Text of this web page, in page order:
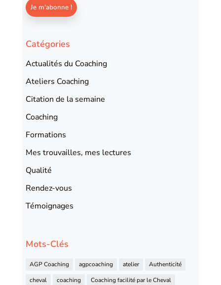
Catégories
Actualités du Coaching
Ateliers Coaching
Citation de la semaine
Coaching
Formations
Mes trouvailles, mes lectures
Qualité
Rendez-vous
Témoignages
Mots-Clés
AGP Coaching agpcoaching atelier
Authenticité
cheval
coaching
Coaching facilité par le Cheval